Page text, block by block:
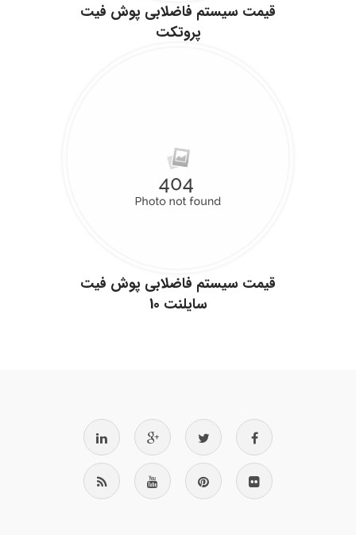
قیمت سیستم فاضلابی پوش فیت
پروتکت
قیمت سیستم فاضلابی پوش فیت
سایلنت 10